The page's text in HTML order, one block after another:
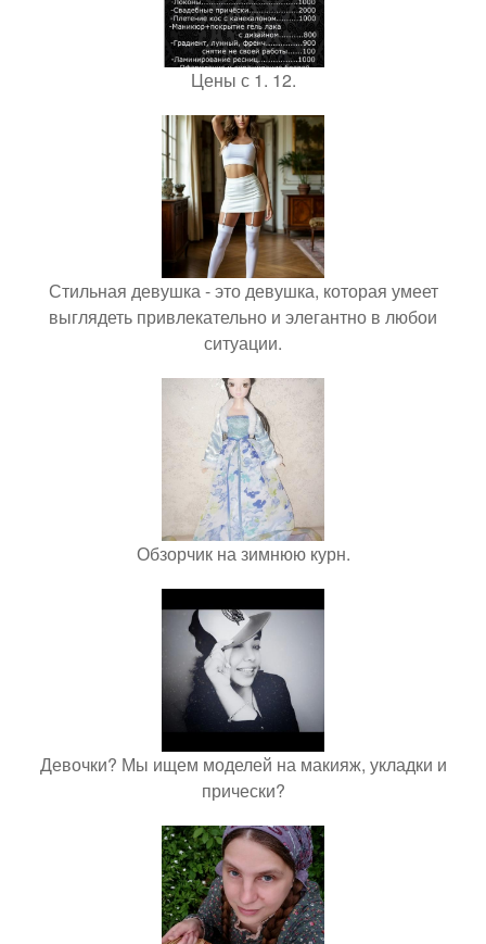
Цены с 1. 12.
Стильная девушка - это девушка, которая умеет
выглядеть привлекательно и элегантно в любои
ситуации.
Обзорчик на зимнюю курн.
Девочки? Мы ищем моделей на макияж, укладки и
прически?